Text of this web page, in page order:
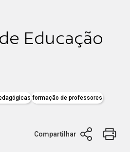
Educação
formação de professores
Compartilhar